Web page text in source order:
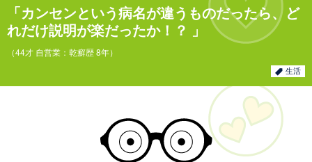
カンセンという病名が違うものだったら、ど
れだけ説明が楽だったか！？
（44才 自営業：乾癬歴 8年）
生活